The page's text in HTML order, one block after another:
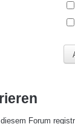
Forum